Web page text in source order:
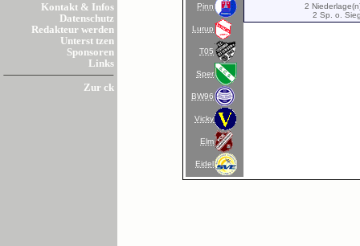
Kontakt & Infos
Datenschutz
Redakteur werden
Unterst tzen
Sponsoren
Links
Zur ck
Pinn
Lurup
T05
Sper
BW96
Vicky
Elm
Eidel
2
2 Sp. o.